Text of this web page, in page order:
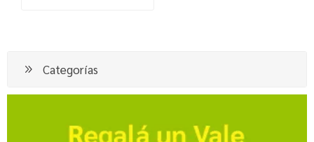
Categorías